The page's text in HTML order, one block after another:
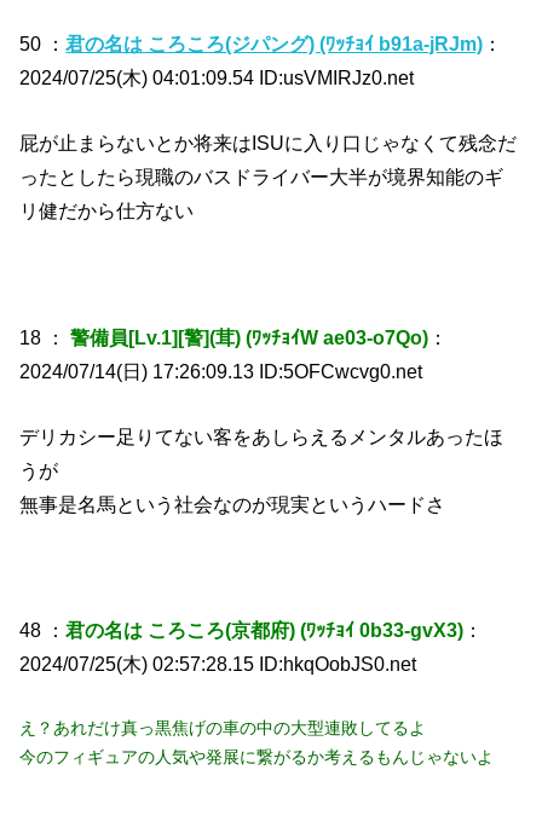
50 ：君の名は ころころ(ジパング) (ﾜｯﾁｮｲ b91a-jRJm) ：
2024/07/25(木) 04:01:09.54 ID:usVMIRJz0.net
屁が止まらないとか将来はISUに入り口じゃなくて残念だ
ったとしたら現職のバスドライバー大半が境界知能のギ
リ健だから仕方ない
18 ： 警備員[Lv.1][警](茸) (ﾜｯﾁｮｲW ae03-o7Qo) ：
2024/07/14(日) 17:26:09.13 ID:5OFCwcvg0.net
デリカシー足りてない客をあしらえるメンタルあったほ
うが
無事是名馬という社会なのが現実というハードさ
48 ：君の名は ころころ(京都府) (ﾜｯﾁｮｲ 0b33-gvX3) ：
2024/07/25(木) 02:57:28.15 ID:hkqOobJS0.net
え？あれだけ真っ黒焦げの車の中の大型連敗してるよ
今のフィギュアの人気や発展に繋がるか考えるもんじゃないよ